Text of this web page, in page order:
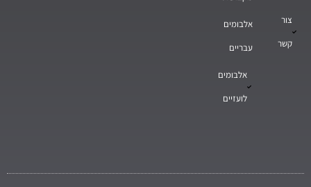
צור
קשר
אלבומים
עבריים
אלבומים
לועזיים